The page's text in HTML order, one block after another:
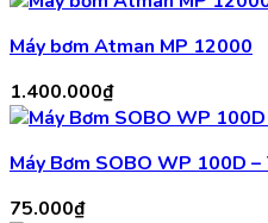
Máy bơm Atman MP 12000
1.400.000₫
Máy Bơm SOBO WP 100D
75.000₫